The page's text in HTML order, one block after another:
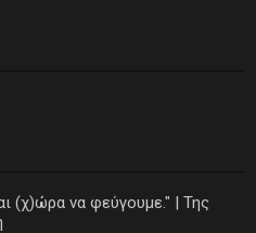
(χ)ώρα να φεύγουμε." | Της